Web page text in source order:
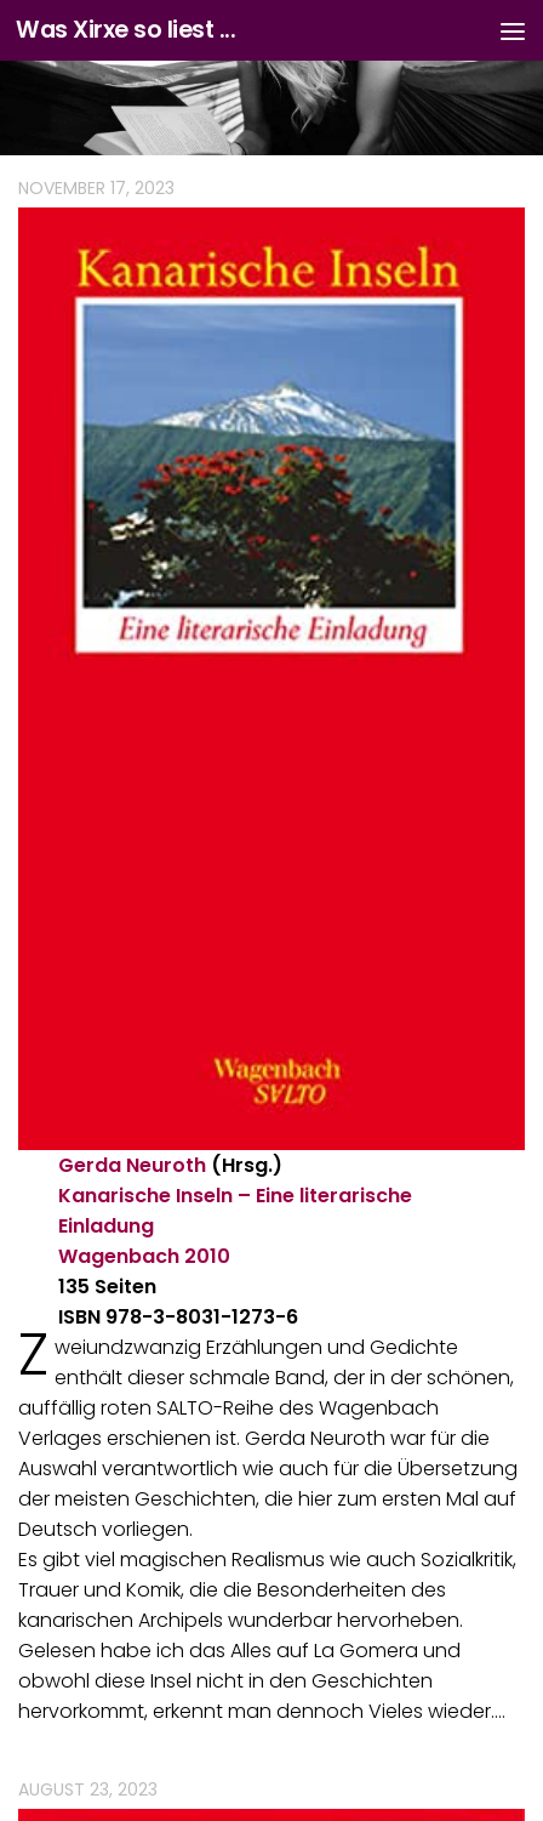
Zum Inhalt springen
Was Xirxe so liest ...
NOVEMBER 17, 2023
Gerda Neuroth (Hrsg.)
Kanarische Inseln – Eine literarische
Einladung
Wagenbach 2010
135 Seiten
ISBN 978-3-8031-1273-6
Z weiundzwanzig Erzählungen und Gedichte
enthält dieser schmale Band, der in der schönen,
auffällig roten SALTO-Reihe des Wagenbach
Verlages erschienen ist. Gerda Neuroth war für die
Auswahl verantwortlich wie auch für die Übersetzung
der meisten Geschichten, die hier zum ersten Mal auf
Deutsch vorliegen.
Es gibt viel magischen Realismus wie auch Sozialkritik,
Trauer und Komik, die die Besonderheiten des
kanarischen Archipels wunderbar hervorheben.
Gelesen habe ich das Alles auf La Gomera und
obwohl diese Insel nicht in den Geschichten
hervorkommt, erkennt man dennoch Vieles wieder.…
AUGUST 23, 2023